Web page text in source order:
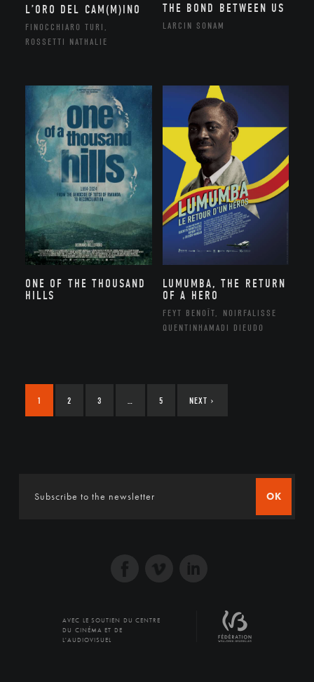
L’ORO DEL CAM(M)INO
FINOCCHIARO TURI,
ROSSETTI NATHALIE
THE BOND BETWEEN US
LARCIN SONAM
ONE OF THE THOUSAND
HILLS
LUMUMBA, THE RETURN
OF A HERO
FEYT BENOÎT, NOIRFALISSE
QUENTINHAMADI DIEUDO
1 2 3 5 NEXT ›
OK
AVEC LE SOUTIEN DU CENTRE
DU CINÉMA ET DE
L'AUDIOVISUEL